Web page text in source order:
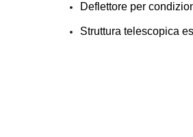
Deflettore per
Struttura telescopica